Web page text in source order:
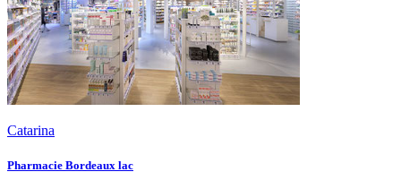
Catarina
Pharmacie Bordeaux lac